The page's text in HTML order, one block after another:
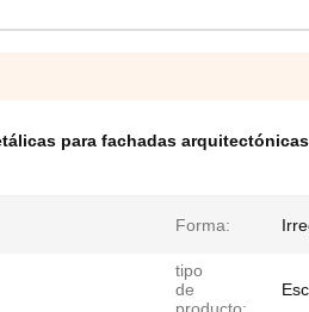
para fachadas arquitectónicas
Forma:
tipo
de